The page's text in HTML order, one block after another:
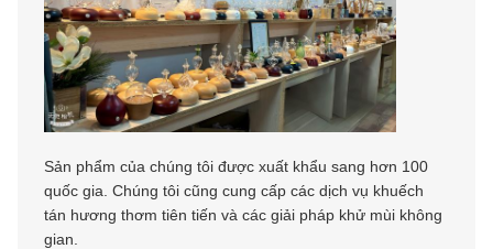
Sản phẩm của chúng tôi được xuất khẩu sang hơn 100
quốc gia. Chúng tôi cũng cung cấp các dịch vụ khuếch
tán hương thơm tiên tiến và các giải pháp khử mùi không
gian.